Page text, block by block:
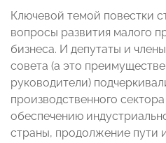
Ключевой темой повестки
вопросы развития малого
бизнеса. И депутаты и
совета (а это
руководители)
производственного
обеспечению
страны, продолжение пути